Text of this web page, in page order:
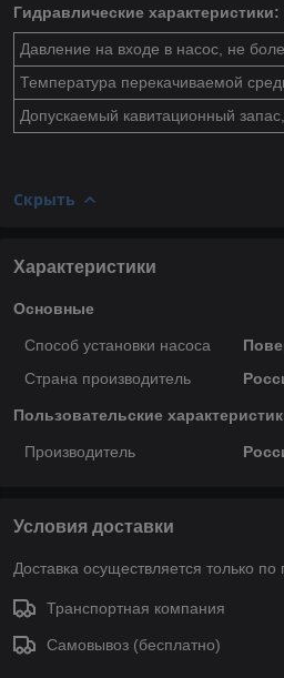
Гидравлические характеристики:
Давление на входе в насос, не
Температура перекачиваемой
Допускаемый кавитационный
Скрыть
Характеристики
Основные
Способ установки насоса
Страна производитель
Пользовательские
Производитель
Условия доставки
Доставка осуществляется только по
Транспортная компания
Самовывоз (бесплатно)